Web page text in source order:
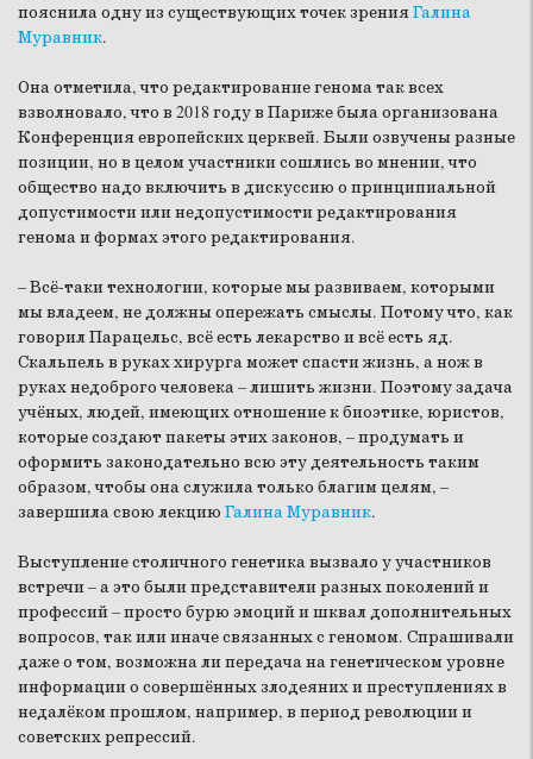
пояснила одну из существующих точек зренияГалина
Муравник.
Она отметила, что редактирование генома так всех
взволновало, что в 2018 году в Париже была организована
Конференция европейских церквей. Были озвучены разные
позиции, но в целом участники сошлись во мнении, что
общество надо включить в дискуссию о принципиальной
допустимости или недопустимости редактирования
генома и формах этого редактирования.
– Всё-таки технологии, которые мы развиваем, которыми
мы владеем, не должны опережать смыслы. Потому что, как
говорил Парацельс, всё есть лекарство и всё есть яд.
Скальпель в руках хирурга может спасти жизнь, а нож в
руках недоброго человека – лишить жизни. Поэтому задача
учёных, людей, имеющих отношение к биоэтике, юристов,
которые создают пакеты этих законов, – продумать и
оформить законодательно всю эту деятельность таким
образом, чтобы она служила только благим целям, –
завершила свою лекцию Галина Муравник.
Выступление столичного генетика вызвало у участников
встречи – а это были представители разных поколений и
профессий – просто бурю эмоций и шквал дополнительных
вопросов, так или иначе связанных с геномом. Спрашивали
даже о том, возможна ли передача на генетическом уровне
информации о совершённых злодеяних и преступлениях в
недалёком прошлом, например, в период революции и
советских репрессий.